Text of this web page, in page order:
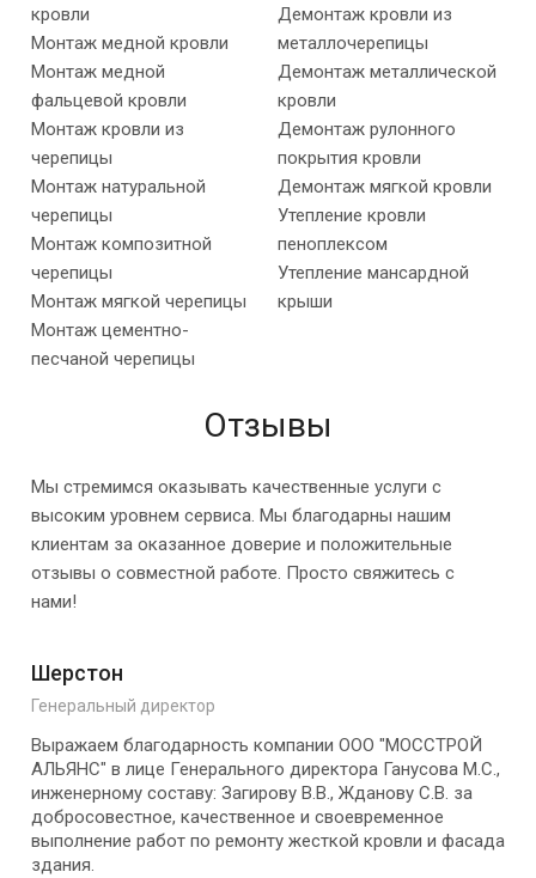
кровли
Монтаж медной кровли
Монтаж медной
фальцевой кровли
Монтаж кровли из
черепицы
Монтаж натуральной
черепицы
Монтаж композитной
черепицы
Монтаж мягкой черепицы
Монтаж цементно-
песчаной черепицы
Демонтаж кровли из
металлочерепицы
Демонтаж металлической
кровли
Демонтаж рулонного
покрытия кровли
Демонтаж мягкой кровли
Утепление кровли
пеноплексом
Утепление мансардной
крыши
Отзывы
Мы стремимся оказывать качественные услуги с
высоким уровнем сервиса. Мы благодарны нашим
клиентам за оказанное доверие и положительные
отзывы о совместной работе. Просто свяжитесь с
нами!
Шерстон
Генеральный директор
Выражаем благодарность компании ООО "МОССТРОЙ
АЛЬЯНС" в лице Генерального директора Ганусова М.С.,
инженерному составу: Загирову В.В., Жданову С.В. за
добросовестное, качественное и своевременное
выполнение работ по ремонту жесткой кровли и фасада
здания.